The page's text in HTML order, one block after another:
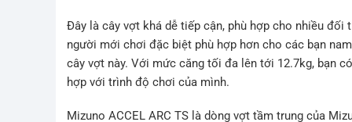
Đây là cây vợt khá dễ tiếp cận, phù hợp cho nhiều
người mới chơi đặc biệt phù hợp hơn cho các bạn
cây vợt này. Với mức căng tối đa lên tới 12.7kg, bạn
hợp với trình độ chơi của mình.
Mizuno ACCEL ARC TS là dòng vợt tầm trung của